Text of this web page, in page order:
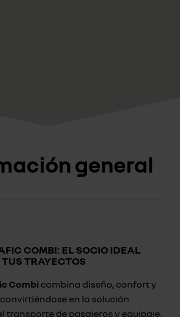
general
COMBI: EL SOCIO IDEAL
TRAYECTOS
Combi combina diseño, confort y
en la solución
transporte de pasajeros y equipaje.